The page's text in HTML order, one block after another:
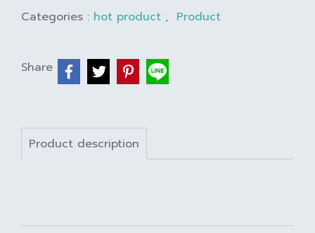
Categories : hot product , Product
Share
Product description